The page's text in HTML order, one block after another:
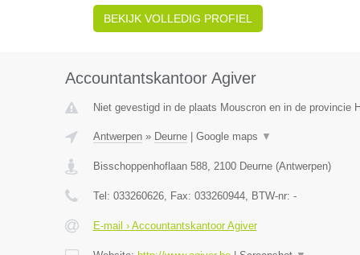
BEKIJK VOLLEDIG PROFIEL
Accountantskantoor Agiver
Niet gevestigd in de plaats Mouscron en in de provincie
Antwerpen» Deurne| Google maps ▼
Bisschoppenhoflaan 588, 2100 Deurne(Antwerpen)
Tel: 033260626, Fax: 033260944, BTW-nr: -
E-mail › Accountantskantoor Agiver